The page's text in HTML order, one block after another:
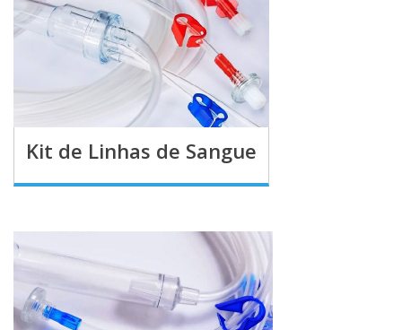
Kit de Linhas de Sangue